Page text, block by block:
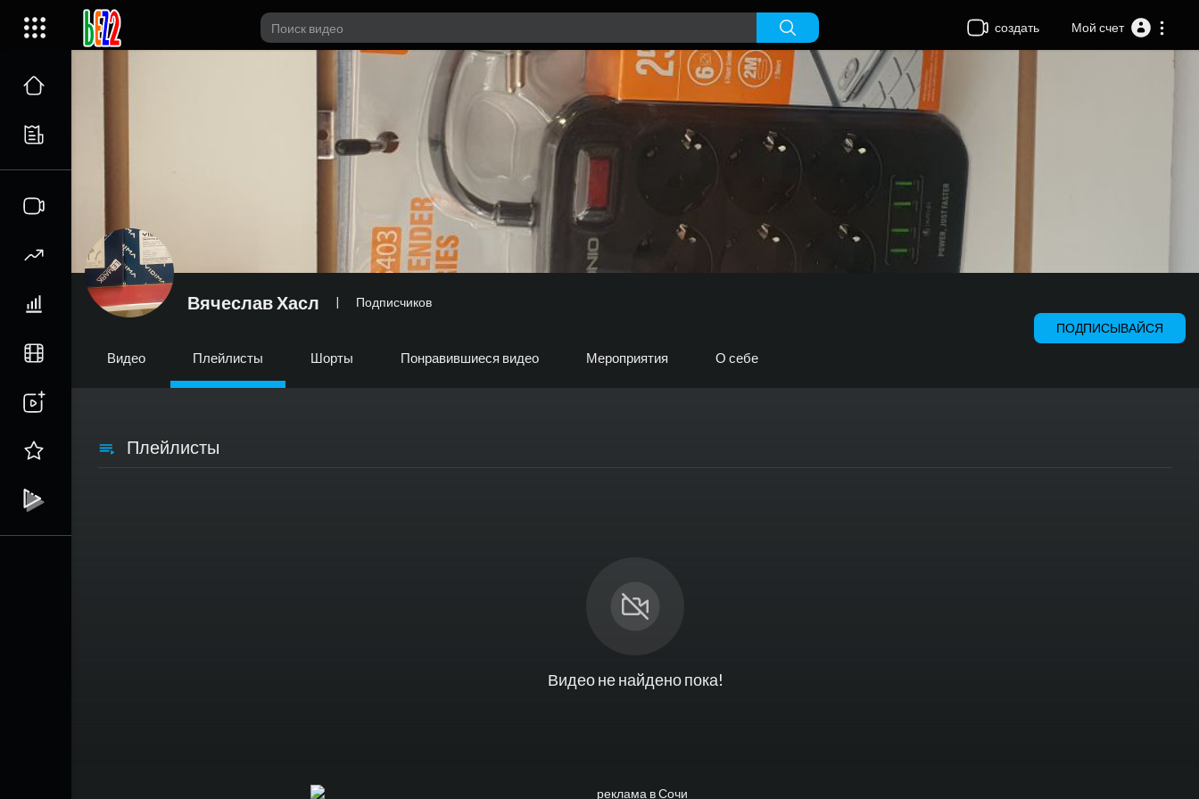
создать Мой счет
Вячеслав Хасл | Подписчиков
ПОДПИСЫВАЙСЯ
Видео Плейлисты Шорты Понравившиеся видео Мероприятия О себе
Плейлисты
Видео не найдено пока!